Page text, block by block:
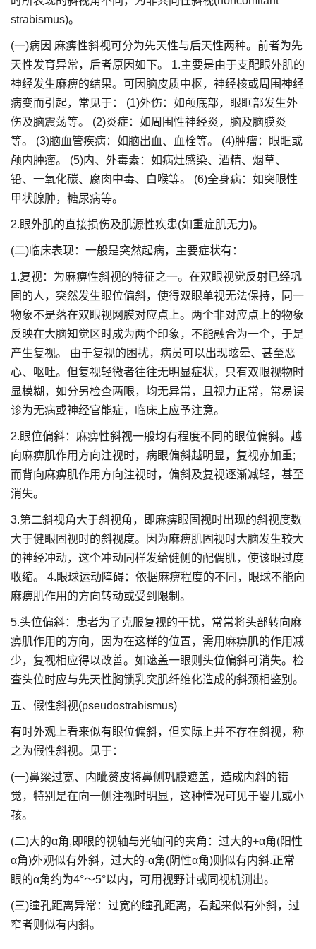
strabismus)。
(一)病因 麻痹性斜视可分为先天性与后天性两种。前者为先
天性发育异常，后者原因如下。 1.主要是由于支配眼外肌的
神经发生麻痹的结果。可因脑皮质中枢，神经核或周围神经
病变而引起，常见于： (1)外伤：如颅底部，眼眶部发生外
伤及脑震荡等。 (2)炎症：如周围性神经炎，脑及脑膜炎
等。 (3)脑血管疾病：如脑出血、血栓等。 (4)肿瘤：眼眶或
颅内肿瘤。 (5)内、外毒素：如病灶感染、酒精、烟草、
铅、一氧化碳、腐肉中毒、白喉等。 (6)全身病：如突眼性
甲状腺肿，糖尿病等。
2.眼外肌的直接损伤及肌源性疾患(如重症肌无力)。
(二)临床表现：一般是突然起病，主要症状有：
1.复视：为麻痹性斜视的特征之一。在双眼视觉反射已经巩
固的人，突然发生眼位偏斜，使得双眼单视无法保持，同一
物象不是落在双眼视网膜对应点上。两个非对应点上的物象
反映在大脑知觉区时成为两个印象，不能融合为一个，于是
产生复视。 由于复视的困扰，病员可以出现眩晕、甚至恶
心、呕吐。但复视轻微者往往无明显症状，只有双眼视物时
显模糊，如分另检查两眼，均无异常，且视力正常，常易误
诊为无病或神经官能症，临床上应予注意。
2.眼位偏斜：麻痹性斜视一般均有程度不同的眼位偏斜。越
向麻痹肌作用方向注视时，病眼偏斜越明显，复视亦加重;
而背向麻痹肌作用方向注视时，偏斜及复视逐渐减轻，甚至
消失。
3.第二斜视角大于斜视角，即麻痹眼固视时出现的斜视度数
大于健眼固视时的斜视度。因为麻痹肌固视时大脑发生较大
的神经冲动，这个冲动同样发给健侧的配偶肌，使该眼过度
收缩。 4.眼球运动障碍：依据麻痹程度的不同，眼球不能向
麻痹肌作用的方向转动或受到限制。
5.头位偏斜：患者为了克服复视的干扰，常常将头部转向麻
痹肌作用的方向，因为在这样的位置，需用麻痹肌的作用减
少，复视相应得以改善。如遮盖一眼则头位偏斜可消失。检
查头位时应与先天性胸锁乳突肌纤维化造成的斜颈相鉴别。
五、假性斜视(pseudostrabismus)
有时外观上看来似有眼位偏斜，但实际上并不存在斜视，称
之为假性斜视。见于：
(一)鼻梁过宽、内眦赘皮将鼻侧巩膜遮盖，造成内斜的错
觉，特别是在向一侧注视时明显，这种情况可见于婴儿或小
孩。
(二)大的α角,即眼的视轴与光轴间的夹角：过大的+α角(阳性
α角)外观似有外斜，过大的-α角(阴性α角)则似有内斜.正常
眼的α角约为4°～5°以内，可用视野计或同视机测出。
(三)瞳孔距离异常：过宽的瞳孔距离，看起来似有外斜，过
窄者则似有内斜。